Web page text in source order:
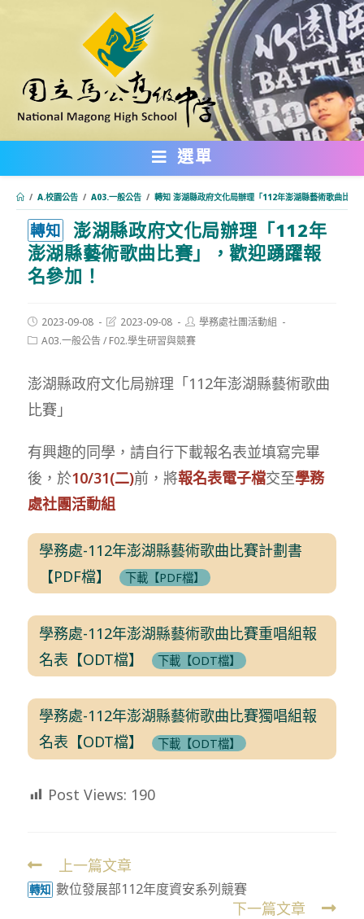
內
選單
/ A.校園公告 / A03.一般公告 / 轉知 澎湖縣政府文化局辦理「112年澎湖縣藝術歌曲比賽
轉知
澎湖縣政府文化局辦理「112年
澎湖縣藝術歌曲比賽」，歡迎踴躍報
名參加！
Post
published:
2023-09-08
Post
modified:
2023-09-08
Post
author:
學務處社團活動組
PostA03.一般公告/ F02.學生研習與競賽
澎湖縣政府文化局辦理「112年澎湖縣藝術歌曲
比賽」
有興趣的同學，請自行下載報名表並填寫完畢
後，於10/31(二)前，將報名表電子檔交至學務
處社團活動組
學務處-112年澎湖縣藝術歌曲比賽計劃書
【PDF檔】
下載【PDF檔】
學務處-112年澎湖縣藝術歌曲比賽重唱組報
名表【ODT檔】
下載【ODT檔】
學務處-112年澎湖縣藝術歌曲比賽獨唱組報
名表【ODT檔】
下載【ODT檔】
Post Views: 190
Read
more
上一篇文章
轉知 數位發展部112年度資安系列競賽
下一篇文章